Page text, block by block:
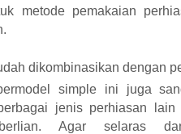
metode pemakaian
dikombinasikan dengan
simple ini juga
jenis perhiasan
Agar selaras